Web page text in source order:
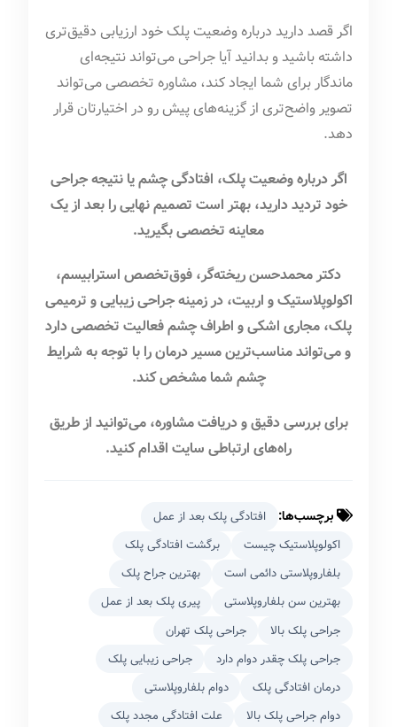
اگر قصد دارید درباره وضعیت پلک خود ارزیابی دقیق‌تری
داشته باشید و بدانید آیا جراحی می‌تواند نتیجه‌ای
ماندگار برای شما ایجاد کند، مشاوره تخصصی می‌تواند
تصویر واضح‌تری از گزینه‌های پیش رو در اختیارتان قرار
دهد.
اگر درباره وضعیت پلک، افتادگی چشم یا نتیجه جراحی
خود تردید دارید، بهتر است تصمیم نهایی را بعد از یک
معاینه تخصصی بگیرید.
دکتر محمدحسن ریخته‌گر، فوق‌تخصص استرابیسم،
اکولوپلاستیک و اربیت، در زمینه جراحی زیبایی و ترمیمی
پلک، مجاری اشکی و اطراف چشم فعالیت تخصصی دارد
و می‌تواند مناسب‌ترین مسیر درمان را با توجه به شرایط
چشم شما مشخص کند.
برای بررسی دقیق و دریافت مشاوره، می‌توانید از طریق
راه‌های ارتباطی سایت اقدام کنید.
برچسب‌ها:
افتادگی پلک بعد از عمل
اکولوپلاستیک چیست
برگشت افتادگی پلک
بلفاروپلاستی دائمی است
بهترین جراح پلک
بهترین سن بلفاروپلاستی
پیری پلک بعد از عمل
جراحی پلک بالا
جراحی پلک تهران
جراحی پلک چقدر دوام دارد
جراحی زیبایی پلک
درمان افتادگی پلک
دوام بلفاروپلاستی
دوام جراحی پلک بالا
علت افتادگی مجدد پلک